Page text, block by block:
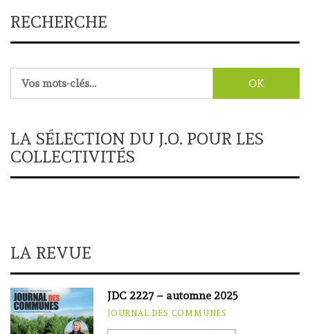
RECHERCHE
LA SÉLECTION DU J.O. POUR LES
COLLECTIVITÉS
LA REVUE
JDC 2227 – automne 2025
JOURNAL DES COMMUNES